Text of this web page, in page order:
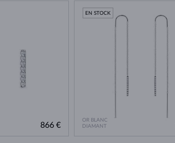
866 €
OR BLANC
DIAMANT
EN STOCK